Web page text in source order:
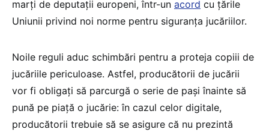
marți de deputații europeni, într-un acord cu țările
Uniunii privind noi norme pentru siguranța jucăriilor.
Noile reguli aduc schimbări pentru a proteja copiii de
jucăriile periculoase. Astfel, producătorii de jucării
vor fi obligați să parcurgă o serie de pași înainte să
pună pe piață o jucărie: în cazul celor digitale,
producătorii trebuie să se asigure că nu prezintă